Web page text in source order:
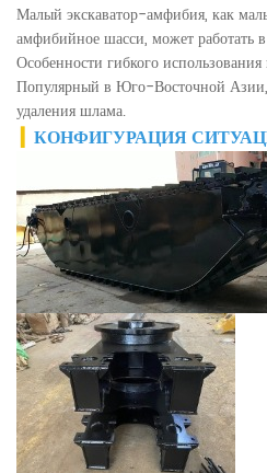
Малый экскаватор-амфибия, как
амфибийное шасси, может работать
Особенности гибкого
Популярный в Юго-Восточной Азии,
удаления шлама.
КОНФИГУРАЦИЯ